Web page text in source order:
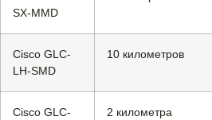
SX-MMD
Cisco GLC-
LH-SMD
10 километров
Cisco GLC-
2 километра